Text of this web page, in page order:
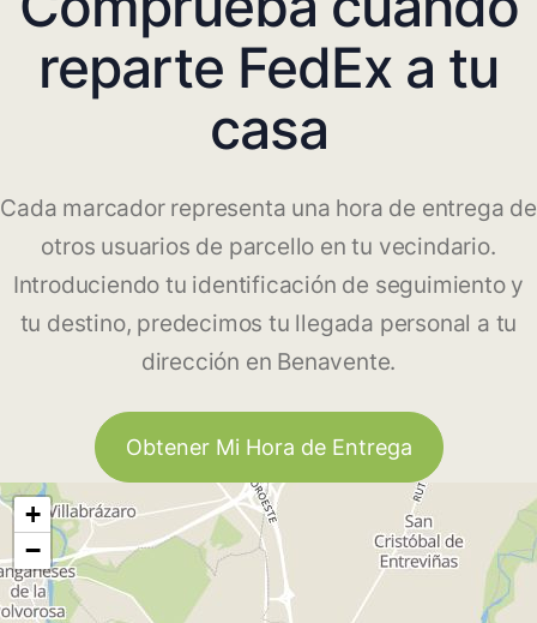
reparte FedEx a tu
casa
Cada marcador representa una hora de entrega de
otros usuarios de parcello en tu vecindario.
Introduciendo tu identificación de seguimiento y
tu destino, predecimos tu llegada personal a tu
dirección en Benavente.
Obtener Mi Hora de Entrega
+
−